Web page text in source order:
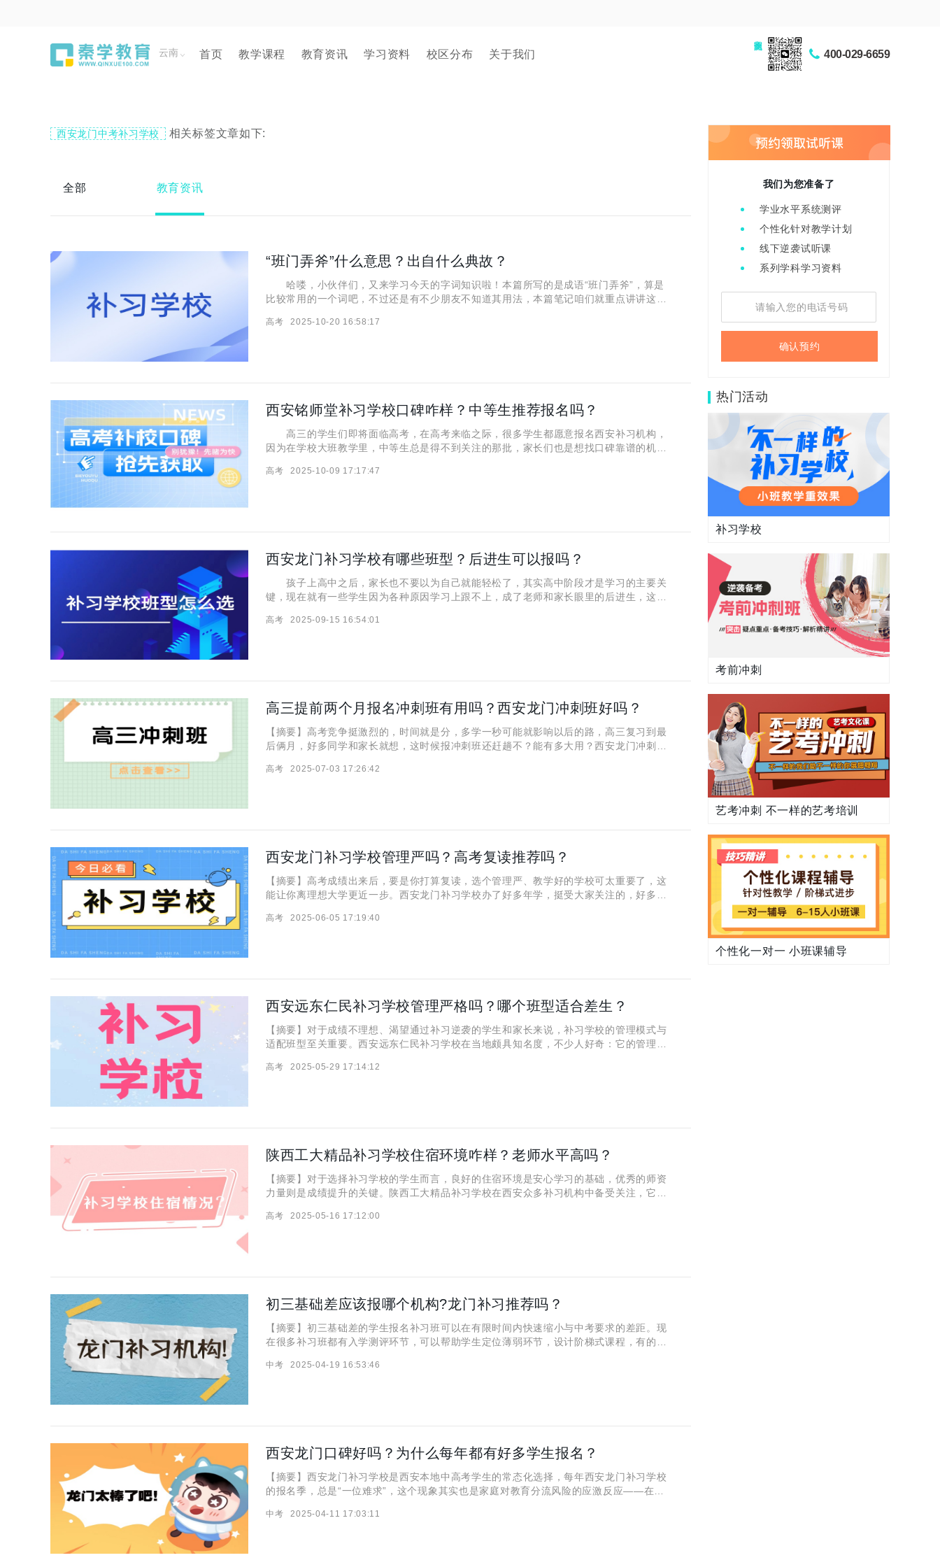
云南 首页 教学课程 教育资讯 学习资料 校区分布 关于我们 400-029-6659
西安龙门中考补习学校 相关标签文章如下:
全部 教育资讯
“班门弄斧”什么意思？出自什么典故？
哈喽，小伙伴们，又来学习今天的字词知识啦！本篇所写的是成语“班门弄斧”，算是
比较常用的一个词吧，不过还是有不少朋友不知道其用法，本篇笔记咱们就重点讲讲这个
mén nòng fǔ 【汉字简体】班门弄斧 【含义
高考 2025-10-20 16:58:17
西安铭师堂补习学校口碑咋样？中等生推荐报名吗？
高三的学生们即将面临高考，在高考来临之际，很多学生都愿意报名西安补习机构，
因为在学校大班教学里，中等生总是得不到关注的那批，家长们也是想找口碑靠谱的机构
教学特色，帮家长们排忧解难！ 一、西安铭师堂补习学校口碑咋样？
高考 2025-10-09 17:17:47
西安龙门补习学校有哪些班型？后进生可以报吗？
孩子上高中之后，家长也不要以为自己就能轻松了，其实高中阶段才是学习的主要关
键，现在就有一些学生因为各种原因学习上跟不上，成了老师和家长眼里的后进生，这不
荐给家长西安龙门补习学校，今天就详细做个解说！ 一、西安龙门补习
高考 2025-09-15 16:54:01
高三提前两个月报名冲刺班有用吗？西安龙门冲刺班好吗？
【摘要】高考竞争挺激烈的，时间就是分，多学一秒可能就影响以后的路，高三复习到最
后俩月，好多同学和家长就想，这时候报冲刺班还赶趟不？能有多大用？西安龙门冲刺班
上去？下面就好好说说这俩问题。
高考 2025-07-03 17:26:42
西安龙门补习学校管理严吗？高考复读推荐吗？
【摘要】高考成绩出来后，要是你打算复读，选个管理严、教学好的学校可太重要了，这
能让你离理想大学更近一步。西安龙门补习学校办了好多年学，挺受大家关注的，好多学
咱就好好聊聊西安龙门补习学校的管理和复读优势。
高考 2025-06-05 17:19:40
西安远东仁民补习学校管理严格吗？哪个班型适合差生？
【摘要】对于成绩不理想、渴望通过补习逆袭的学生和家长来说，补习学校的管理模式与
适配班型至关重要。西安远东仁民补习学校在当地颇具知名度，不少人好奇：它的管理究
班型能为他们量身定制学习方案，实现成绩的飞跃？本期，就来揭晓！
高考 2025-05-29 17:14:12
陕西工大精品补习学校住宿环境咋样？老师水平高吗？
【摘要】对于选择补习学校的学生而言，良好的住宿环境是安心学习的基础，优秀的师资
力量则是成绩提升的关键。陕西工大精品补习学校在西安众多补习机构中备受关注，它能
力。
高考 2025-05-16 17:12:00
初三基础差应该报哪个机构?龙门补习推荐吗？
【摘要】初三基础差的学生报名补习班可以在有限时间内快速缩小与中考要求的差距。现
在很多补习班都有入学测评环节，可以帮助学生定位薄弱环节，设计阶梯式课程，有的补
心。那么本期，咱们就看看孩子基础差应该报哪个机构，龙门补习究竟适不适合呢！
中考 2025-04-19 16:53:46
西安龙门口碑好吗？为什么每年都有好多学生报名？
【摘要】西安龙门补习学校是西安本地中高考学生的常态化选择，每年西安龙门补习学校
的报名季，总是“一位难求”，这个现象其实也是家庭对教育分流风险的应激反应——在西
代价是压缩睡眠、牺牲创造力。这种“痛但有效”的集体选择，真的能帮助学生提分吗？接
中考 2025-04-11 17:03:11
我们为您准备了
学业水平系统测评
个性化针对教学计划
线下逆袭试听课
系列学科学习资料
确认预约
热门活动
补习学校
考前冲刺
艺考冲刺 不一样的艺考培训
个性化一对一 小班课辅导